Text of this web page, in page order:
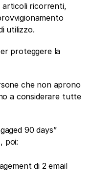
articoli ricorrenti,
utilizzo.
proteggere la
che non aprono
a considerare tutte
90 days”
poi:
di 2 email